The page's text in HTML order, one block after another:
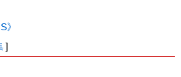
》
]